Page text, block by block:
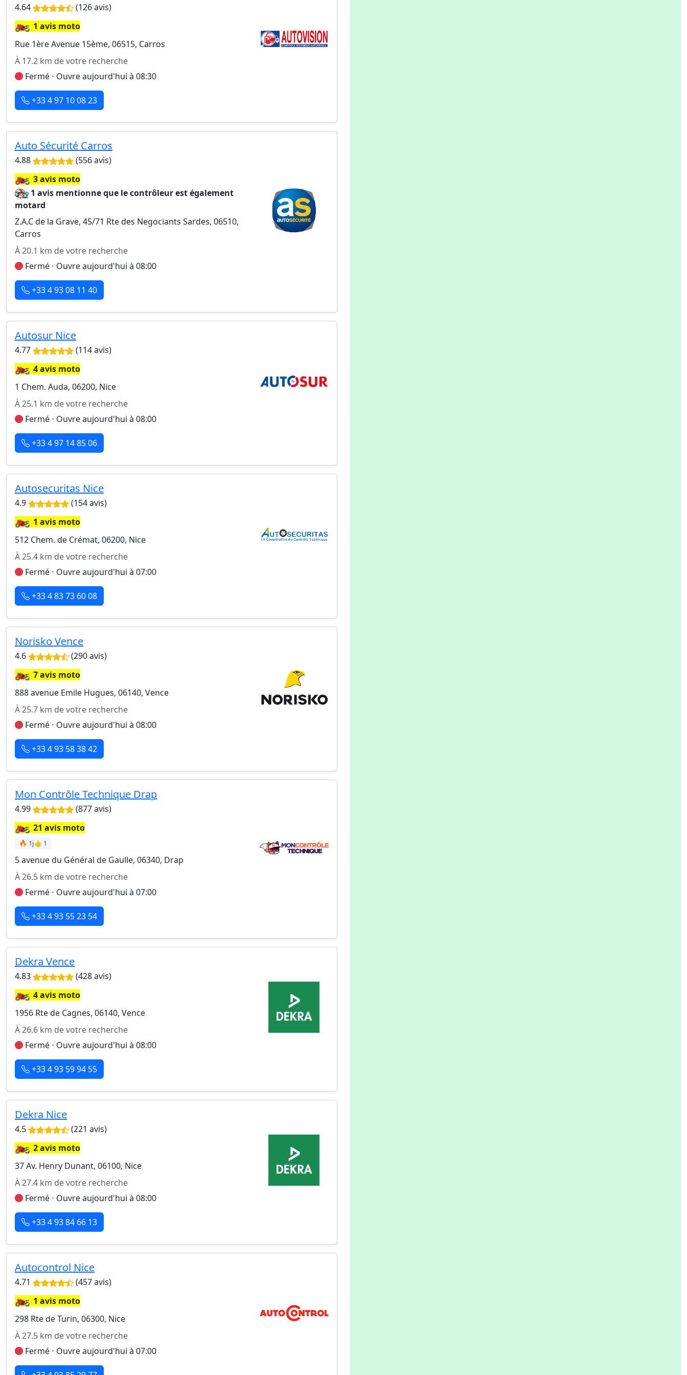
4.64 (126 avis)
🏍️1 avis moto
Rue 1ère Avenue 15ème, 06515, Carros
À 17.2 km de votre recherche
Fermé ⋅ Ouvre aujourd'hui à 08:30
+33 4 97 10 08 23
Auto Sécurité Carros
4.88 (556 avis)
🏍️3 avis moto
1 avis mentionne que le contrôleur est également
motard
Z.A.C de la Grave, 45/71 Rte des Negociants Sardes, 06510,
Carros
À 20.1 km de votre recherche
Fermé ⋅ Ouvre aujourd'hui à 08:00
+33 4 93 08 11 40
Autosur Nice
4.77 (114 avis)
🏍️4 avis moto
1 Chem. Auda, 06200, Nice
À 25.1 km de votre recherche
Fermé ⋅ Ouvre aujourd'hui à 08:00
+33 4 97 14 85 06
Autosecuritas Nice
4.9 (154 avis)
🏍️1 avis moto
512 Chem. de Crémat, 06200, Nice
À 25.4 km de votre recherche
Fermé ⋅ Ouvre aujourd'hui à 07:00
+33 4 83 73 60 08
Norisko Vence
4.6 (290 avis)
🏍️7 avis moto
888 avenue Emile Hugues, 06140, Vence
À 25.7 km de votre recherche
Fermé ⋅ Ouvre aujourd'hui à 08:00
+33 4 93 58 38 42
Mon Contrôle Technique Drap
4.99 (877 avis)
🏍️21 avis moto
🔥 1j👍 1
5 avenue du Général de Gaulle, 06340, Drap
À 26.5 km de votre recherche
Fermé ⋅ Ouvre aujourd'hui à 07:00
+33 4 93 55 23 54
Dekra Vence
4.83 (428 avis)
🏍️4 avis moto
1956 Rte de Cagnes, 06140, Vence
À 26.6 km de votre recherche
Fermé ⋅ Ouvre aujourd'hui à 08:00
+33 4 93 59 94 55
Dekra Nice
4.5 (221 avis)
🏍️2 avis moto
37 Av. Henry Dunant, 06100, Nice
À 27.4 km de votre recherche
Fermé ⋅ Ouvre aujourd'hui à 08:00
+33 4 93 84 66 13
Autocontrol Nice
4.71 (457 avis)
🏍️1 avis moto
298 Rte de Turin, 06300, Nice
À 27.5 km de votre recherche
Fermé ⋅ Ouvre aujourd'hui à 07:00